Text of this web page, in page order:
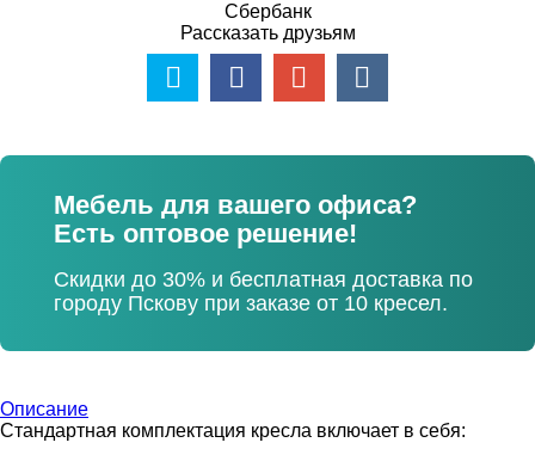
Сбербанк
Рассказать друзьям
Мебель для вашего офиса?
Есть оптовое решение!
Скидки до 30% и бесплатная доставка по
городу Пскову при заказе от 10 кресел.
Описание
Стандартная комплектация кресла включает в себя: